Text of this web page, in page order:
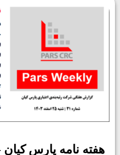
هفته نامه پارس کیان -